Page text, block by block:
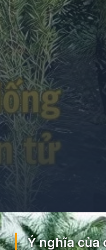
Đang mởhttps://
Ý nghĩa của